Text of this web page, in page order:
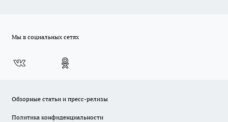
Мы в социальных сетях
Обзорные статьи и пресс-релизы
Политика конфиденциальности